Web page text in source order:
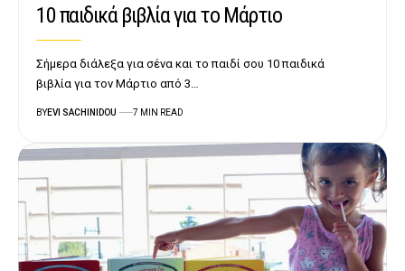
10 παιδικά βιβλία για το Μάρτιο
Σήμερα διάλεξα για σένα και το παιδί σου 10 παιδικά
βιβλία για τον Μάρτιο από 3…
BYEVI SACHINIDOU 7 MIN READ